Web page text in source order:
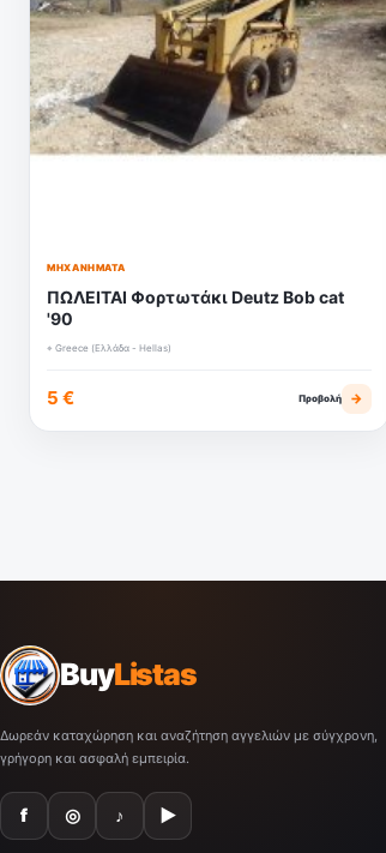
ΜΗΧΑΝΉΜΑΤΑ
ΠΩΛΕΙΤΑΙ Φορτωτάκι Deutz Bob cat
'90
⌖ Greece (Ελλάδα - Hellas)
5 € Προβολή →
BuyListas
Δωρεάν καταχώρηση και αναζήτηση αγγελιών με σύγχρονη,
γρήγορη και ασφαλή εμπειρία.
f ◎ ♪ ▶